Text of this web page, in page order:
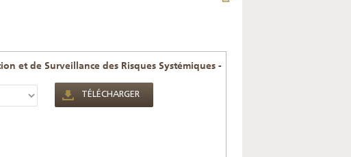
et de Surveillance des Risques Systémiques -
TÉLÉCHARGER